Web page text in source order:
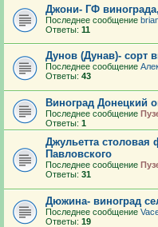
Джони- ГФ
Последнее сообщение
Ответы: 11
Дунов (Дунав)- сорт
Последнее сообщение
Ответы: 43
Виноград Донецкий
Последнее сообщение
Ответы: 1
Джульетта столовая
Павловского
Последнее сообщение
Ответы: 31
Дюжина- виноград
Последнее сообщение
Ответы: 19